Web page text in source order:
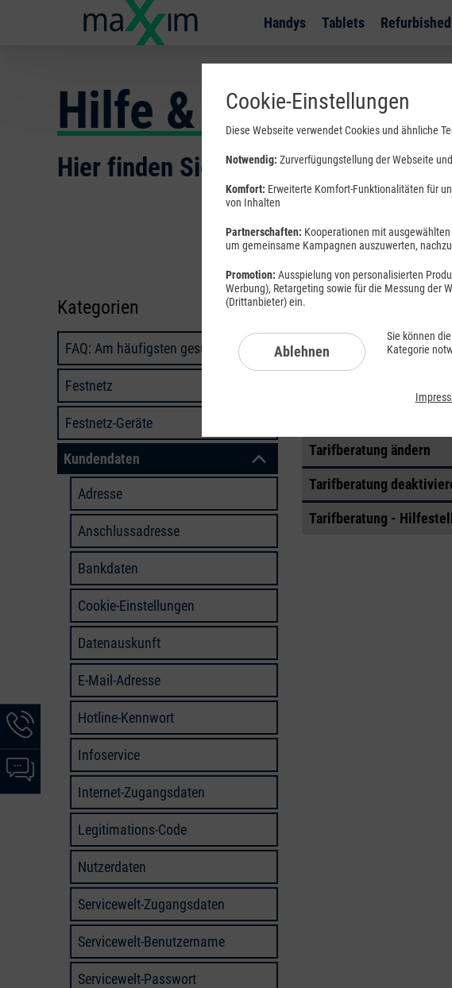
Handys Tablets
Hilfe &
Hier finden Sie Wissenswertes und
Kategorien
FAQ: Am häufigsten gesucht
Festnetz
Festnetz-Geräte
Kundendaten
Adresse
Anschlussadresse
Bankdaten
Cookie-Einstellungen
Datenauskunft
E-Mail-Adresse
Hotline-Kennwort
Infoservice
Internet-Zugangsdaten
Legitimations-Code
Nutzerdaten
Servicewelt-Zugangsdaten
Servicewelt-Benutzername
Servicewelt-Passwort
Tarifberatung
Tarifberatung
Tarifberatung ändern
Tarifberatung
Tarifberatung -
Hotline-
Informationen
werden
angezeigt
Chat-
Informationen
Cookie-Einstellungen
Diese Webseite verwendet Cookies und ähnliche
Notwendig: Zurverfügungstellung der Webseite
Komfort: Erweiterte Komfort-Funktionalitäten für
von Inhalten
Partnerschaften: Kooperationen mit
um gemeinsame Kampagnen auszuwerten,
Promotion: Ausspielung von personalisierten
Werbung), Retargeting sowie für die Messung der
(Drittanbieter) ein.
Ablehnen
Sie können
Kategorie